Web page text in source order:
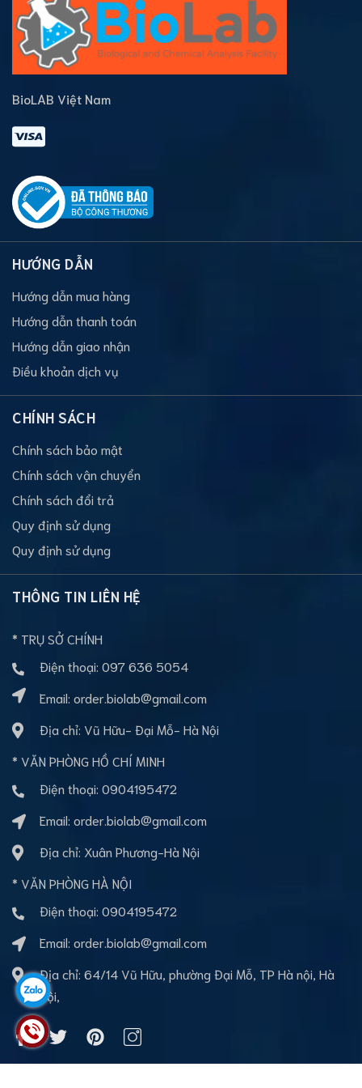
BioLAB Việt Nam
HƯỚNG DẪN
Hướng dẫn mua hàng
Hướng dẫn thanh toán
Hướng dẫn giao nhận
Điều khoản dịch vụ
CHÍNH SÁCH
Chính sách bảo mật
Chính sách vận chuyển
Chính sách đổi trả
Quy định sử dụng
Quy định sử dụng
THÔNG TIN LIÊN HỆ
* TRỤ SỞ CHÍNH
Điện thoại: 097 636 5054
Email: order.biolab@gmail.com
Địa chỉ: Vũ Hữu- Đại Mỗ- Hà Nội
* VĂN PHÒNG HỒ CHÍ MINH
Điện thoại: 0904195472
Email: order.biolab@gmail.com
Địa chỉ: Xuân Phương-Hà Nội
* VĂN PHÒNG HÀ NỘI
Điện thoại: 0904195472
Email: order.biolab@gmail.com
Địa chỉ: 64/14 Vũ Hữu, phường Đại Mỗ, TP Hà nội, Hà
Nội,